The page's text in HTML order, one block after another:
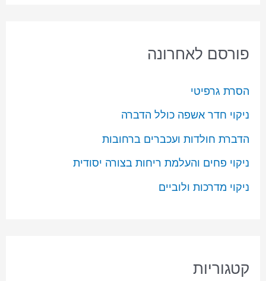
פורסם לאחרונה
הסרת גרפיטי
ניקוי חדר אשפה כולל הדברה
הדברת חולדות ועכברים ברחובות
ניקוי פחים והעלמת ריחות בצורה יסודית
ניקוי מדרכות ולוביים
קטגוריות